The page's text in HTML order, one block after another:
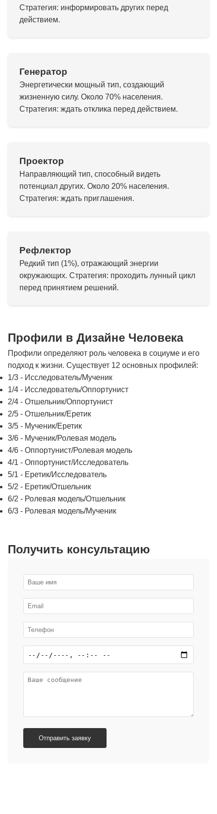
Стратегия: информировать других перед
действием.
Генератор
Энергетически мощный тип, создающий
жизненную силу. Около 70% населения.
Стратегия: ждать отклика перед действием.
Проектор
Направляющий тип, способный видеть
потенциал других. Около 20% населения.
Стратегия: ждать приглашения.
Рефлектор
Редкий тип (1%), отражающий энергии
окружающих. Стратегия: проходить лунный цикл
перед принятием решений.
Профили в Дизайне Человека
Профили определяют роль человека в социуме и его
подход к жизни. Существует 12 основных профилей:
1/3 - Исследователь/Мученик
1/4 - Исследователь/Оппортунист
2/4 - Отшельник/Оппортунист
2/5 - Отшельник/Еретик
3/5 - Мученик/Еретик
3/6 - Мученик/Ролевая модель
4/6 - Оппортунист/Ролевая модель
4/1 - Оппортунист/Исследователь
5/1 - Еретик/Исследователь
5/2 - Еретик/Отшельник
6/2 - Ролевая модель/Отшельник
6/3 - Ролевая модель/Мученик
Получить консультацию
Отправить заявку